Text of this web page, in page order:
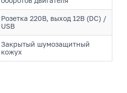
Розетка 220В, выход 12В (DC) /
USB
Закрытый шумозащитный
кожух